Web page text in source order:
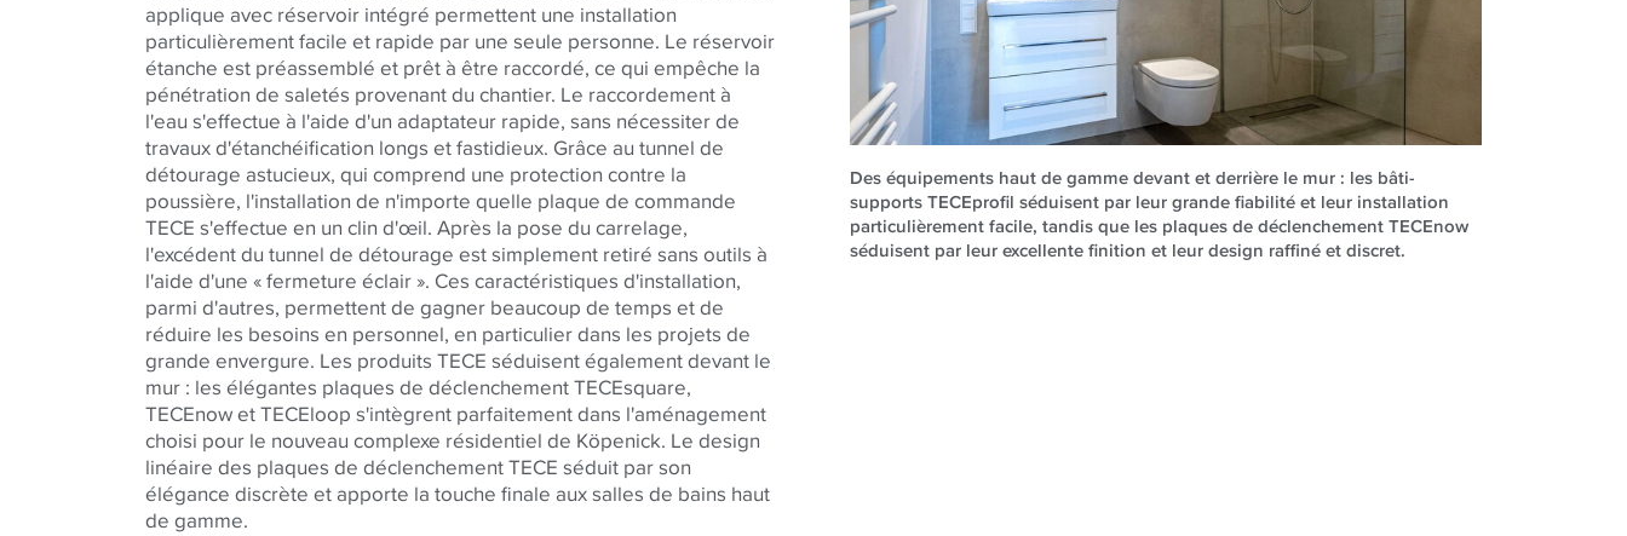
applique avec réservoir intégré permettent une installation
particulièrement facile et rapide par une seule personne. Le réservoir
étanche est préassemblé et prêt à être raccordé, ce qui empêche la
pénétration de saletés provenant du chantier. Le raccordement à
l'eau s'effectue à l'aide d'un adaptateur rapide, sans nécessiter de
travaux d'étanchéification longs et fastidieux. Grâce au tunnel de
détourage astucieux, qui comprend une protection contre la
poussière, l'installation de n'importe quelle plaque de commande
TECE s'effectue en un clin d'œil. Après la pose du carrelage,
l'excédent du tunnel de détourage est simplement retiré sans outils à
l'aide d'une « fermeture éclair ». Ces caractéristiques d'installation,
parmi d'autres, permettent de gagner beaucoup de temps et de
réduire les besoins en personnel, en particulier dans les projets de
grande envergure. Les produits TECE séduisent également devant le
mur : les élégantes plaques de déclenchementTECEsquare,
TECEnow etTECEloop s'intègrent parfaitement dans l'aménagement
choisi pour le nouveau complexe résidentiel de Köpenick. Le design
linéaire des plaques de déclenchementTECE séduit par son
élégance discrète et apporte la touche finale aux salles de bains haut
de gamme.
Des équipements haut de gamme devant et derrière le mur : les bâti-
supports TECEprofil séduisent par leur grande fiabilité et leur installation
particulièrement facile, tandis que les plaques de déclenchement TECEnow
séduisent par leur excellente finition et leur design raffiné et discret.